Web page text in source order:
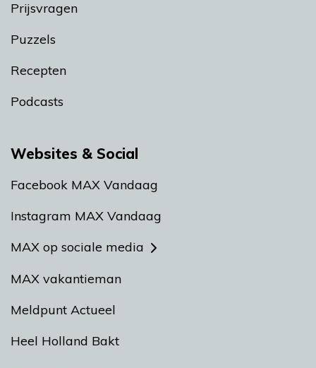
Prijsvragen
Puzzels
Recepten
Podcasts
Websites & Social
Facebook MAX Vandaag
Instagram MAX Vandaag
MAX op sociale media
MAX vakantieman
Meldpunt Actueel
Heel Holland Bakt